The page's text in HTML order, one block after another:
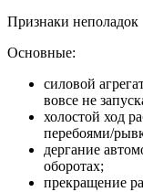
Признаки неполадок
Основные:
силовой
вовсе не
холостой ход
перебоями/
дергание
оборотах;
прекращение